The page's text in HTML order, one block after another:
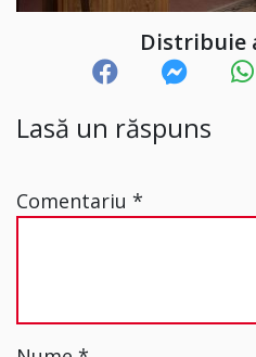
Distribuie
Lasă un răspuns
Comentariu *